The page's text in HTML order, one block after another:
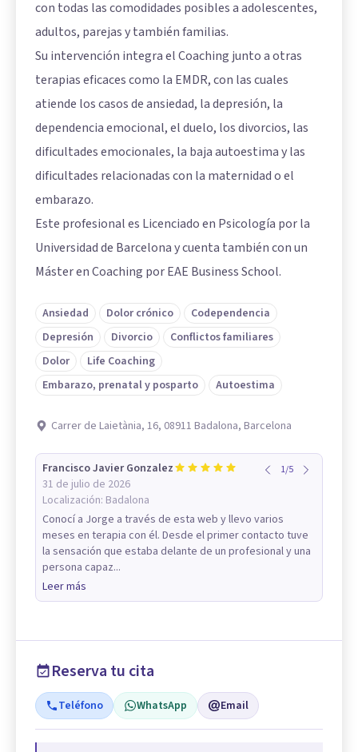
con todas las comodidades posibles a adolescentes,
adultos, parejas y también familias.
Su intervención integra el Coaching junto a otras
terapias eficaces como la EMDR, con las cuales
atiende los casos de ansiedad, la depresión, la
dependencia emocional, el duelo, los divorcios, las
dificultades emocionales, la baja autoestima y las
dificultades relacionadas con la maternidad o el
embarazo.
Este profesional es Licenciado en Psicología por la
Universidad de Barcelona y cuenta también con un
Máster en Coaching por EAE Business School.
Ansiedad Dolor crónico
Codependencia
Depresión
Divorcio
Conflictos familiares
Dolor
Life Coaching
Embarazo, prenatal y posparto
Autoestima
Carrer de Laietània, 16, 08911 Badalona, Barcelona
Francisco Javier Gonzalez
31 de julio de 2026
Localización: Badalona
1/5
Conocí a Jorge a través de esta web y llevo varios
meses en terapia con él. Desde el primer contacto tuve
la sensación que estaba delante de un profesional y una
persona capaz...
Leer más
Reserva tu cita
Teléfono WhatsApp Email